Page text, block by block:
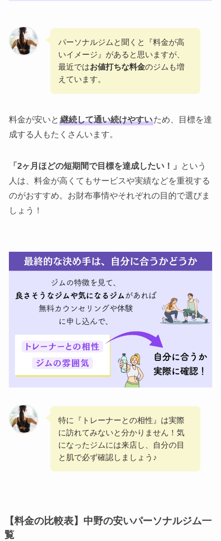
パーソナルジムと聞くと『料金が高
いイメージ』があると思いますが、
最近ではお値打ちな料金のジムも増
えています。
料金が安いと 継続して通い続けやすいため、目標を達
成する人もたくさんいます。
「2ヶ月ほどの短期間で目標を達成したい！」
という
人は、料金が高くてもサービスや実績などを重視する
のがおすすめ。お財布事情やそれぞれの目的で選びま
しょう！
特に『トレーナーとの相性』は実際
に訪れてみないと分かりません！気
になったジムには来店し、自分の目
と肌で必ず確認しましょう♪
【料金の比較表】中野の安いパーソナルジム一
覧